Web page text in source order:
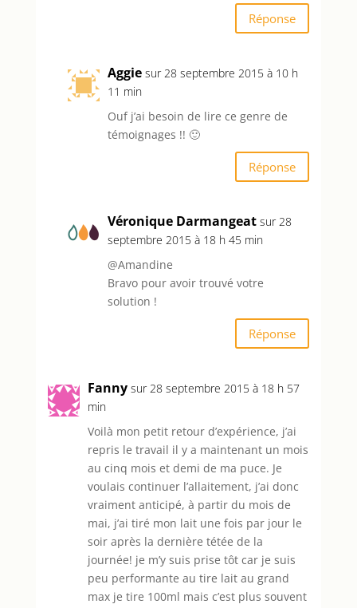
Réponse
Aggie sur 28 septembre 2015 à 10 h
11 min
Ouf j’ai besoin de lire ce genre de
témoignages !! 🙂
Réponse
Véronique Darmangeat sur 28
septembre 2015 à 18 h 45 min
@Amandine
Bravo pour avoir trouvé votre
solution !
Réponse
Fanny sur 28 septembre 2015 à 18 h 57
min
Voilà mon petit retour d’expérience, j’ai
repris le travail il y a maintenant un mois
au cinq mois et demi de ma puce. Je
voulais continuer l’allaitement, j’ai donc
vraiment anticipé, à partir du mois de
mai, j’ai tiré mon lait une fois par jour le
soir après la dernière tétée de la
journée! je m’y suis prise tôt car je suis
peu performante au tire lait au grand
max je tire 100ml mais c’est plus souvent